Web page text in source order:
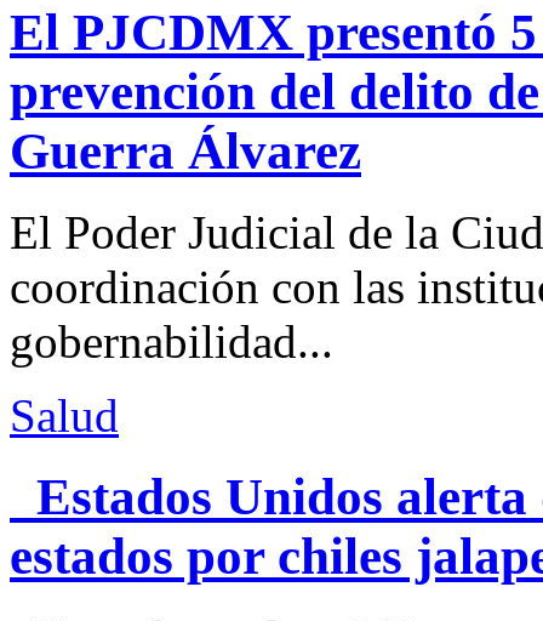
El PJCDMX presentó
prevención del delito
Guerra Álvarez
El Poder Judicial de la
coordinación con las
gobernabilidad...
Salud
Estados Unidos alerta
estados por chiles